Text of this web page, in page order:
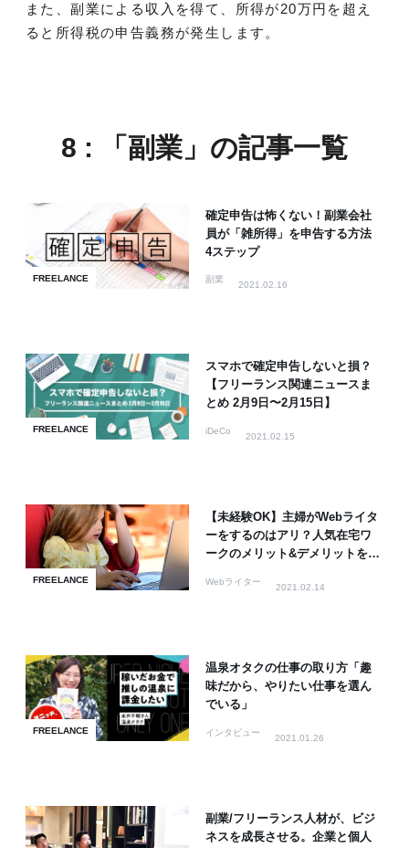
また、副業による収入を得て、所得が20万円を超え
ると所得税の申告義務が発生します。
8 : 「副業」の記事一覧
FREELANCE
確定申告は怖くない！副業会社
員が「雑所得」を申告する方法
4ステップ
副業
2021.02.16
FREELANCE
スマホで確定申告しないと損？
【フリーランス関連ニュースま
とめ 2月9日〜2月15日】
iDeCo
2021.02.15
FREELANCE
【未経験OK】主婦がWebライタ
ーをするのはアリ？人気在宅ワ
ークのメリット&デメリットを解
Webライター
2021.02.14
FREELANCE
温泉オタクの仕事の取り方「趣
味だから、やりたい仕事を選ん
でいる」
インタビュー
2021.01.26
副業/フリーランス人材が、ビジ
ネスを成長させる。企業と個人